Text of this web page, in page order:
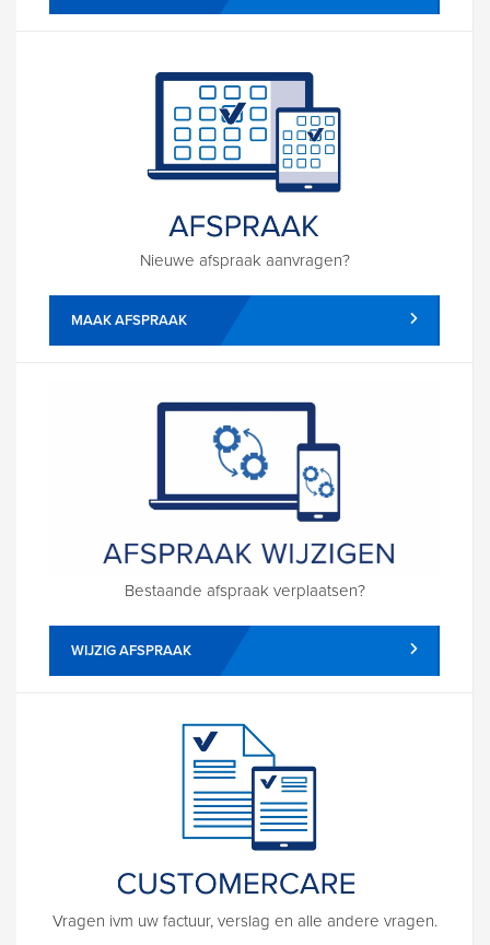
Nieuwe afspraak aanvragen?
MAAK AFSPRAAK
Bestaande afspraak verplaatsen?
WIJZIG AFSPRAAK
Vragen ivm uw factuur, verslag en alle andere vragen.